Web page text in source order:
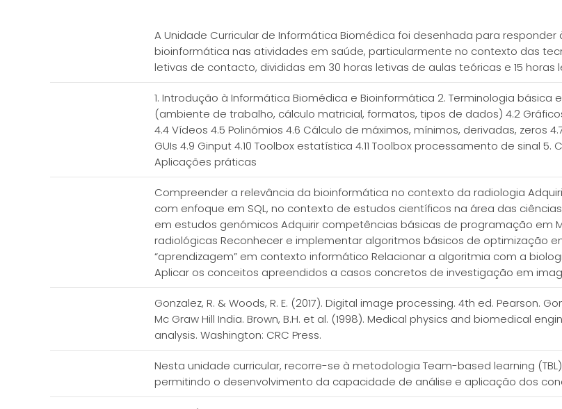
A Unidade Curricular de Informática Biomédica foi desenhada para
bioinformática nas atividades em saúde, particularmente no contexto das
letivas de contacto, divididas em 30 horas letivas de aulas teóricas e 15 horas
1. Introdução à Informática Biomédica e Bioinformática 2. Terminologia básica
(ambiente de trabalho, cálculo matricial, formatos, tipos de dados) 4.2
4.4 Vídeos 4.5 Polinómios 4.6 Cálculo de máximos, mínimos, derivadas,
GUIs 4.9 Ginput 4.10 Toolbox estatística 4.11 Toolbox processamento de sinal
Aplicações práticas
Compreender a relevância da bioinformática no contexto da radiologia
com enfoque em SQL, no contexto de estudos científicos na área das
em estudos genómicos Adquirir competências básicas de programação em
radiológicas Reconhecer e implementar algoritmos básicos de optimização
“aprendizagem” em contexto informático Relacionar a algoritmia com a
Aplicar os conceitos apreendidos a casos concretos de investigação em
Gonzalez, R. & Woods, R. E. (2017). Digital image processing. 4th ed. Pearson.
Mc Graw Hill India. Brown, B.H. et al. (1998). Medical physics and biomedical
analysis. Washington: CRC Press.
Nesta unidade curricular, recorre-se à metodologia Team-based learning
permitindo o desenvolvimento da capacidade de análise e aplicação dos